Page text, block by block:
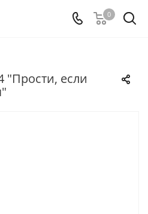
0
"Прости, если